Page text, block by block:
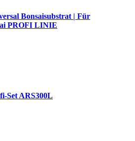
Bonsaisubstrat | Für
PROFI LINIE
Set ARS300L